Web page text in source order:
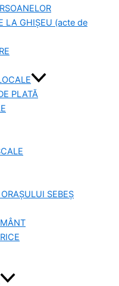
LA GHIȘEU (acte de
PLATĂ
SEBEȘ